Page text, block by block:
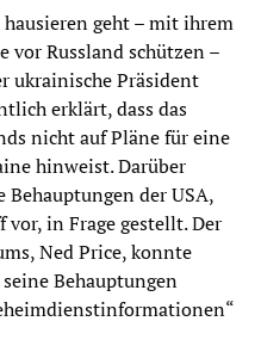
geht – mit ihrem
vor Russland schützen –
ukrainische Präsident
erklärt, dass das
nicht auf Pläne für eine
hinweist. Darüber
der USA,
in Frage gestellt. Der
Ned Price, konnte
Behauptungen